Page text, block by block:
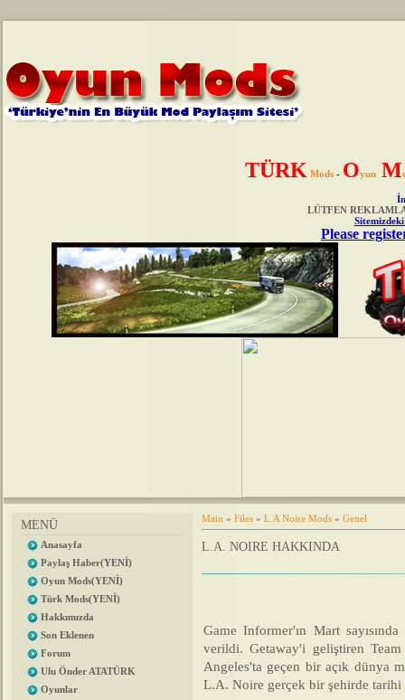
TÜRK Mods - Oyun M
LÜTFEN
Please
MENÜ
Anasayfa
Paylaş Haber(YENİ)
Oyun Mods(YENİ)
Türk Mods(YENİ)
Hakkımızda
Son Eklenen
Forum
Ulu Önder ATATÜRK
Oyunlar
Main » Files » L.A Noire Mods » Genel
L.A. NOIRE HAKKINDA
Game Informer'ın Mart
verildi. Getaway'i geliştiren
Angeles'ta geçen bir açık dünya
L.A. Noire gerçek bir şehirde tarihi